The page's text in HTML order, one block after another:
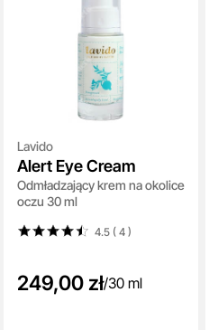
Lavido
Alert Eye Cream
Odmładzający krem na okolice
oczu 30 ml
4.5 ( 4)
249,00 zł/30 ml